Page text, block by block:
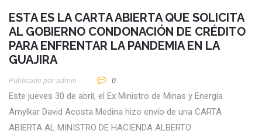
ESTA ES LA CARTA ABIERTA QUE SOLICITA
AL GOBIERNO CONDONACIÓN DE CRÉDITO
PARA ENFRENTAR LA PANDEMIA EN LA
GUAJIRA
Publicado por Admin 0
Este jueves 30 de abril, el Ex Ministro de Minas y Energía
Amylkar David Acosta Medina hizo envío de una CARTA
ABIERTA AL MINISTRO DE HACIENDA ALBERTO